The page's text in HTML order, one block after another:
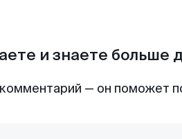
и знаете больше
— он поможет